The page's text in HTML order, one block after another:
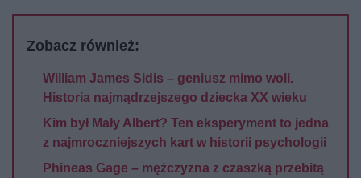
Zobacz również:
William James Sidis – geniusz mimo woli.
Historia najmądrzejszego dziecka XX wieku
Kim był Mały Albert? Ten eksperyment to jedna
z najmroczniejszych kart w historii psychologii
Phineas Gage – mężczyzna z czaszką przebitą